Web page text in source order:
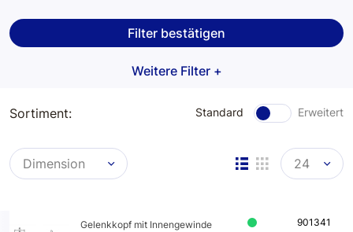
Bitte auswählen...
Filter bestätigen
Weitere Filter +
Sortiment: Standard Erweitert
Dimension 24
Gelenkkopf mit Innengewinde
901341